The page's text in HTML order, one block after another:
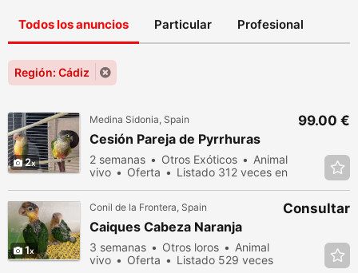
Todos los anuncios Particular Profesional
Región: Cádiz
2
Medina Sidonia, Spain
Cesión Pareja de Pyrrhuras
2 semanas Otros Exóticos
Animal
vivo
Oferta
Listado 312 veces en
99.00 €
1
Conil de la Frontera, Spain
Caiques Cabeza Naranja
3 semanas Otros loros
Animal
vivo
Oferta
Listado 529 veces
Consultar